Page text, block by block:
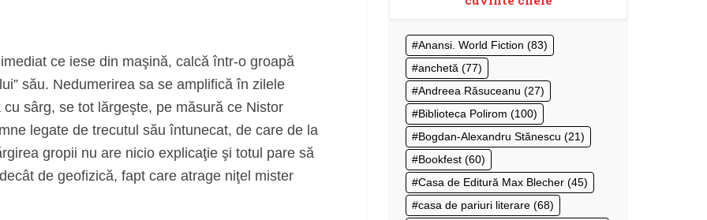
ce iese din maşină, calcă într-o groapă
său. Nedumerirea sa se amplifică în zilele
sârg, se tot lărgeşte, pe măsură ce Nistor
legate de trecutul său întunecat, de care de la
gropii nu are nicio explicaţie şi totul pare să
de geofizică, fapt care atrage niţel mister
Anansi. World Fiction (83)
anchetă (77)
Andreea Răsuceanu (27)
Biblioteca Polirom (100)
Bogdan-Alexandru Stănescu (21)
Bookfest (60)
Casa de Editură Max Blecher (45)
casa de pariuri literare (68)